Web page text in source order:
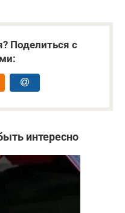
Поделиться с
интересно